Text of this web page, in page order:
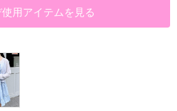
用アイテムを見る